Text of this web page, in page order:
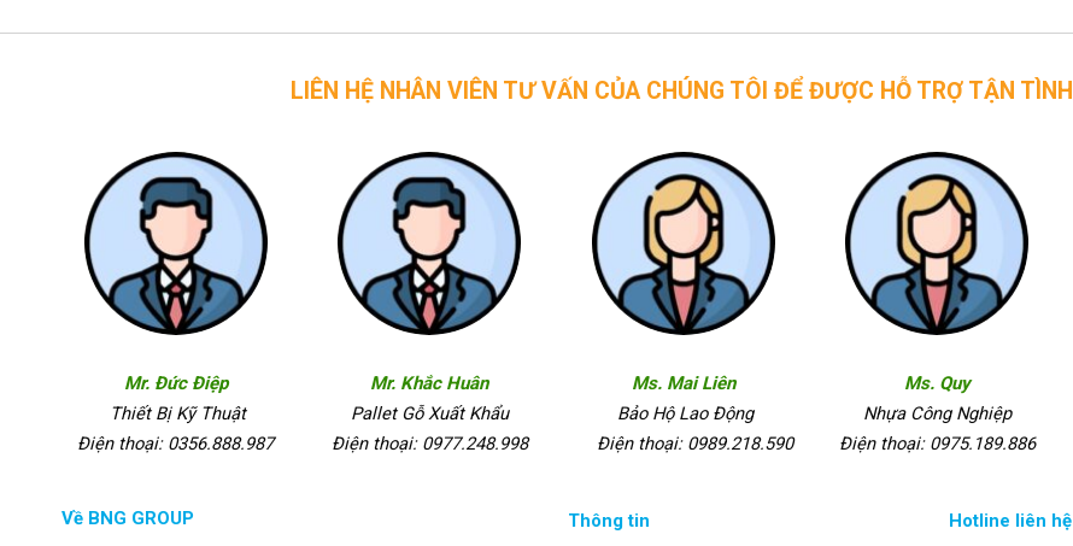
LIÊN HỆ NHÂN VIÊN TƯ VẤN CỦA CHÚNG TÔI ĐỂ ĐƯỢC HỖ TRỢ TẬN TÌNH
Mr. Đức Điệp
Thiết Bị Kỹ Thuật
Điện thoại: 0356.888.987
Mr. Khắc Huân
Pallet Gỗ Xuất Khẩu
Điện thoại: 0977.248.998
Ms. Mai Liên
Bảo Hộ Lao Động
Điện thoại: 0989.218.590
Ms. Quy
Nhựa Công Nghiệp
Điện thoại: 0975.189.886
Về BNG GROUP Thông tin Hotline liên hệ